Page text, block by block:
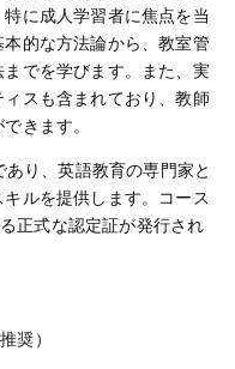
に成人学習者に焦点を当
的な方法論から、教室管
でを学びます。また、実
スも含まれており、教師
きます。
り、英語教育の専門家と
ルを提供します。コース
正式な認定証が発行され
奨）